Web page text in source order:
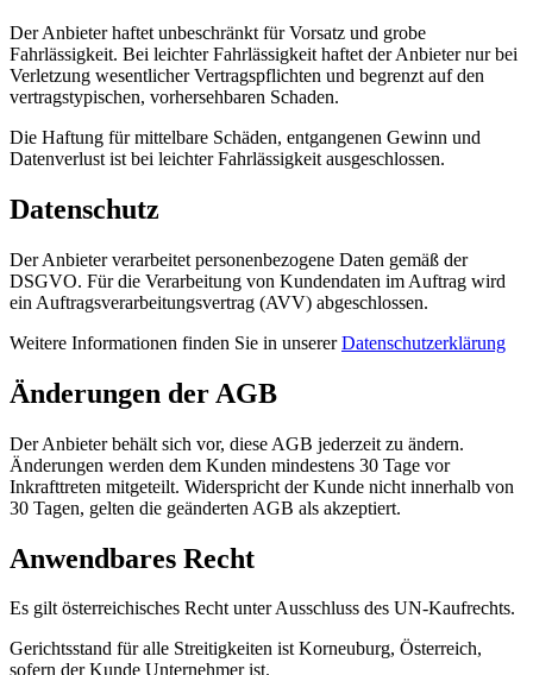
Der Anbieter haftet unbeschränkt für Vorsatz und grobe
Fahrlässigkeit. Bei leichter Fahrlässigkeit haftet der Anbieter nur bei
Verletzung wesentlicher Vertragspflichten und begrenzt auf den
vertragstypischen, vorhersehbaren Schaden.
Die Haftung für mittelbare Schäden, entgangenen Gewinn und
Datenverlust ist bei leichter Fahrlässigkeit ausgeschlossen.
Datenschutz
Der Anbieter verarbeitet personenbezogene Daten gemäß der
DSGVO. Für die Verarbeitung von Kundendaten im Auftrag wird
ein Auftragsverarbeitungsvertrag (AVV) abgeschlossen.
Weitere Informationen finden Sie in unserer Datenschutzerklärung
Änderungen der AGB
Der Anbieter behält sich vor, diese AGB jederzeit zu ändern.
Änderungen werden dem Kunden mindestens 30 Tage vor
Inkrafttreten mitgeteilt. Widerspricht der Kunde nicht innerhalb von
30 Tagen, gelten die geänderten AGB als akzeptiert.
Anwendbares Recht
Es gilt österreichisches Recht unter Ausschluss des UN-Kaufrechts.
Gerichtsstand für alle Streitigkeiten ist Korneuburg, Österreich,
sofern der Kunde Unternehmer ist.